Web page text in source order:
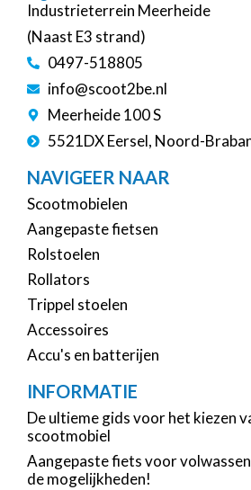
Industrieterrein Meerheide
(Naast E3 strand)
0497-518805
info@scoot2be.nl
Meerheide 100 S
5521DX Eersel, Noord-
NAVIGEER NAAR
Scootmobielen
Aangepaste fietsen
Rolstoelen
Rollators
Trippel stoelen
Accessoires
Accu's en batterijen
INFORMATIE
De ultieme gids voor het kiezen
scootmobiel
Aangepaste fiets voor
de mogelijkheden!